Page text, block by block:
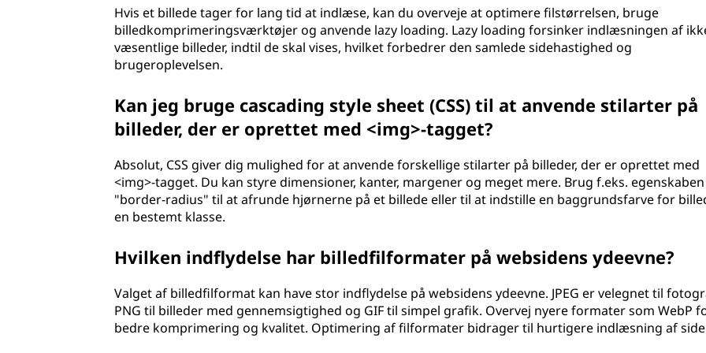
Hvis et billede tager for lang tid at indlæse, kan du overveje at optimere filstørrelsen, bruge
billedkomprimeringsværktøjer og anvende lazy loading. Lazy loading forsinker indlæsningen af
væsentlige billeder, indtil de skal vises, hvilket forbedrer den samlede sidehastighed og
brugeroplevelsen.
Kan jeg bruge cascading style sheet (CSS) til at anvende stilarter på
billeder, der er oprettet med <img>-tagget?
Absolut, CSS giver dig mulighed for at anvende forskellige stilarter på billeder, der er oprettet med
<img>-tagget. Du kan styre dimensioner, kanter, margener og meget mere. Brug f.eks. egenskaben
"border-radius" til at afrunde hjørnerne på et billede eller til at indstille en baggrundsfarve for
en bestemt klasse.
Hvilken indflydelse har billedfilformater på websidens ydeevne?
Valget af billedfilformat kan have stor indflydelse på websidens ydeevne. JPEG er velegnet til
PNG til billeder med gennemsigtighed og GIF til simpel grafik. Overvej nyere formater som WebP
bedre komprimering og kvalitet. Optimering af filformater bidrager til hurtigere indlæsning af